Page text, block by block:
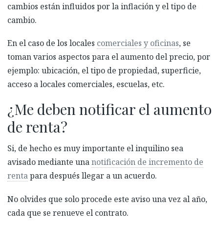
cambios están influidos por la inflación y el tipo de
cambio.
En el caso de los locales comerciales y oficinas, se
toman varios aspectos para el aumento del precio, por
ejemplo: ubicación, el tipo de propiedad, superficie,
acceso a locales comerciales, escuelas, etc.
¿Me deben notificar el aumento
de renta?
Si, de hecho es muy importante el inquilino sea
avisado mediante unanotificación de incremento de
rentapara después llegar a un acuerdo.
No olvides que solo procede este aviso una vez al año,
cada que se renueve el contrato.